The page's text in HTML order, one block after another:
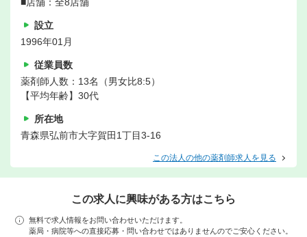
設立
1996年01月
従業員数
薬剤師人数：13名（男女比8:5）
【平均年齢】30代
所在地
青森県弘前市大字賀田1丁目3-16
この法人の他の薬剤師求人を見る
この求人に興味がある方はこちら
無料で求人情報をお問い合わせいただけます。
薬局・病院等への直接応募・問い合わせではありませんのでご安心ください。